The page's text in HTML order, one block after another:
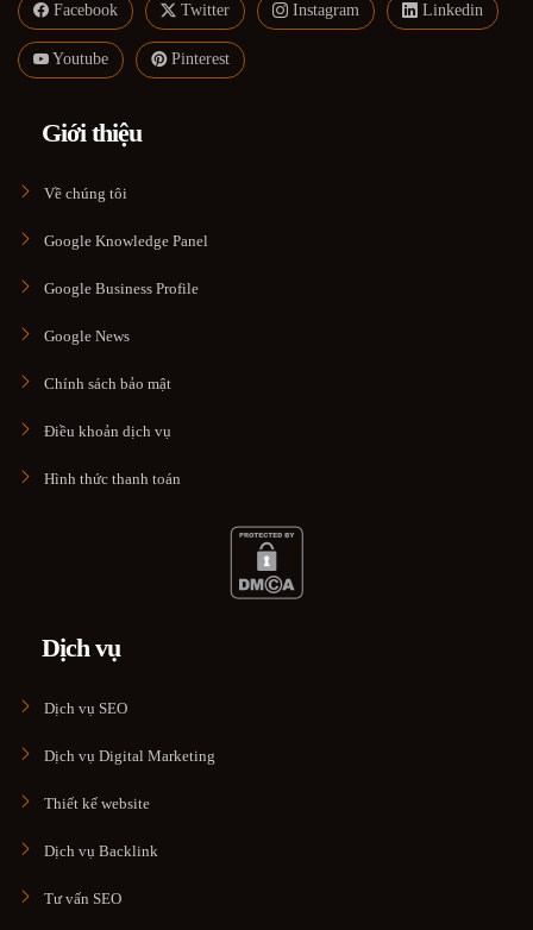
Facebook Twitter Instagram Linkedin
Youtube Pinterest
Giới thiệu
Về chúng tôi
Google Knowledge Panel
Google Business Profile
Google News
Chính sách bảo mật
Điều khoản dịch vụ
Hình thức thanh toán
Dịch vụ
Dịch vụ SEO
Dịch vụ Digital Marketing
Thiết kế website
Dịch vụ Backlink
Tư vấn SEO